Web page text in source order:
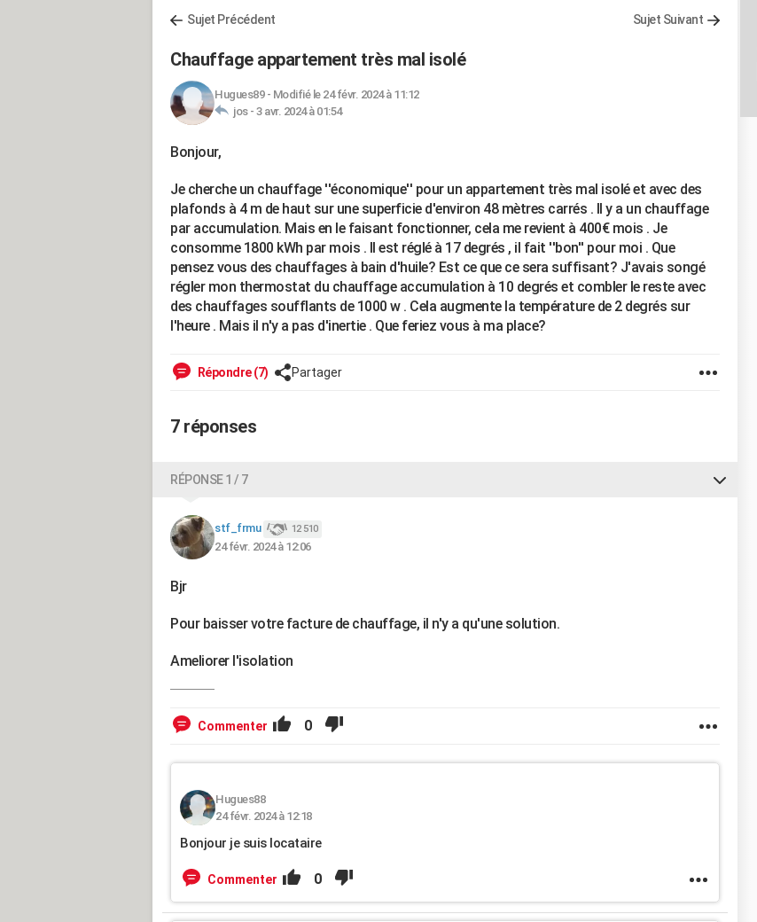
Sujet Précédent Sujet Suivant
Chauffage appartement très mal isolé
Hugues89- Modifié le 24 févr. 2024 à 11:12
jos - 3 avr. 2024 à 01:54
Bonjour,
Je cherche un chauffage ''économique'' pour un appartement très mal isolé et avec des
plafonds à 4 m de haut sur une superficie d'environ 48 mètres carrés . Il y a un chauffage
par accumulation. Mais en le faisant fonctionner, cela me revient à 400€ mois . Je
consomme 1800 kWh par mois . Il est réglé à 17 degrés , il fait ''bon'' pour moi . Que
pensez vous des chauffages à bain d'huile? Est ce que ce sera suffisant? J'avais songé
régler mon thermostat du chauffage accumulation à 10 degrés et combler le reste avec
des chauffages soufflants de 1000 w . Cela augmente la température de 2 degrés sur
l'heure . Mais il n'y a pas d'inertie . Que feriez vous à ma place?
Répondre (7) Partager
7 réponses
RÉPONSE 1 / 7
stf_frmu 12 510
24 févr. 2024 à 12:06
Bjr
Pour baisser votre facture de chauffage, il n'y a qu'une solution.
Ameliorer l'isolation
Commenter 0
Hugues88
24 févr. 2024 à 12:18
Bonjour je suis locataire
Commenter 0